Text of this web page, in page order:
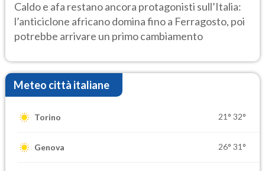
Caldo e afa restano ancora protagonisti sull’Italia:
l’anticiclone africano domina fino a Ferragosto, poi
potrebbe arrivare un primo cambiamento
Meteo città italiane
Torino 21° 32°
Genova 26° 31°